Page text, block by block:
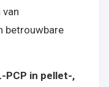
betrouwbare
PCP in pellet-,